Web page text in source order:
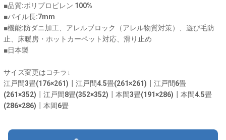
■品質:ポリプロピレン 100%
■パイル長:7mm
■機能:防ダニ加工、アレルブロック（アレル物質対策）、遊び毛防
止、床暖房・ホットカーペット対応、滑り止め
■日本製
サイズ変更はコチラ↓
江戸間3畳(176×261)┃ 江戸間4.5畳(261×261)
江戸間6畳
(261×352)
江戸間8畳(352×352) 本間3畳(191×286)
本間4.5畳
(286×286)
本間6畳